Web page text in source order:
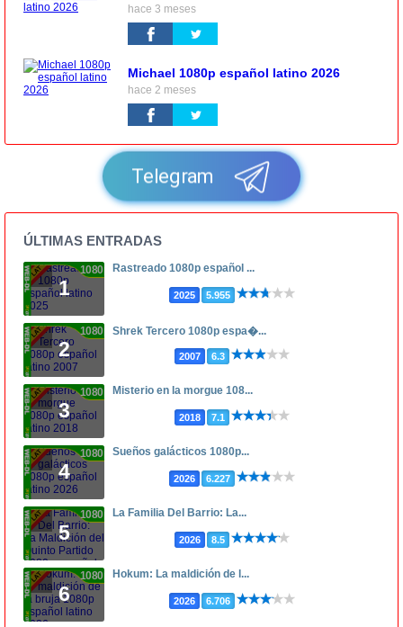
hace 3 meses
Michael 1080p español latino 2026
hace 2 meses
Telegram
ÚLTIMAS ENTRADAS
1
1080p Rastreado 1080p español ...
2025 5.955
2
1080p Shrek Tercero 1080p espa�...
2007 6.3
3
1080p Misterio en la morgue 108...
2018 7.1
4
1080p Sueños galácticos 1080p...
2026 6.227
5
1080p La Familia Del Barrio: La...
2026 8.5
6
1080p Hokum: La maldición de l...
2026 6.706